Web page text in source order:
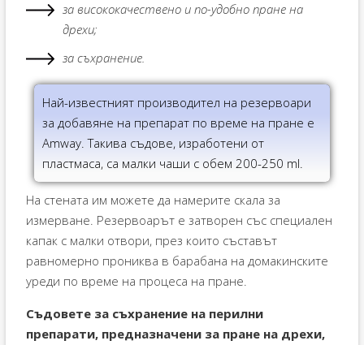
за висококачествено и по-удобно пране на
дрехи;
за съхранение.
Най-известният производител на резервоари
за добавяне на препарат по време на пране е
Amway. Такива съдове, изработени от
пластмаса, са малки чаши с обем 200-250 ml.
На стената им можете да намерите скала за
измерване. Резервоарът е затворен със специален
капак с малки отвори, през които съставът
равномерно прониква в барабана на домакинските
уреди по време на процеса на пране.
Съдовете за съхранение на перилни
препарати, предназначени за пране на дрехи,